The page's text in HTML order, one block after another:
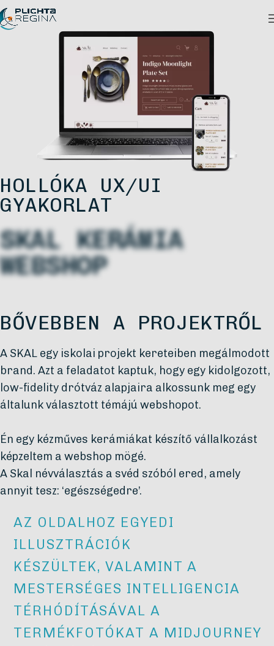
HOLLÓKA UX/UI
GYAKORLAT
SKAL KERÁMIA
WEBSHOP
BŐVEBBEN A PROJEKTRŐL
A SKAL egy iskolai projekt kereteiben megálmodott
brand. Azt a feladatot kaptuk, hogy egy kidolgozott,
low-fidelity drótváz alapjaira alkossunk meg egy
általunk választott témájú webshopot.
Én egy kézműves kerámiákat készítő vállalkozást
képzeltem a webshop mögé.
A Skal névválasztás a svéd szóból ered, amely
annyit tesz: ‘egészségedre’.
AZ OLDALHOZ EGYEDI
ILLUSZTRÁCIÓK
KÉSZÜLTEK, VALAMINT A
MESTERSÉGES INTELLIGENCIA
TÉRHÓDÍTÁSÁVAL A
TERMÉKFOTÓKAT A MIDJOURNEY